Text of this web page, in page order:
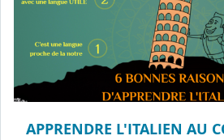
APPRENDRE L'ITALIEN AU